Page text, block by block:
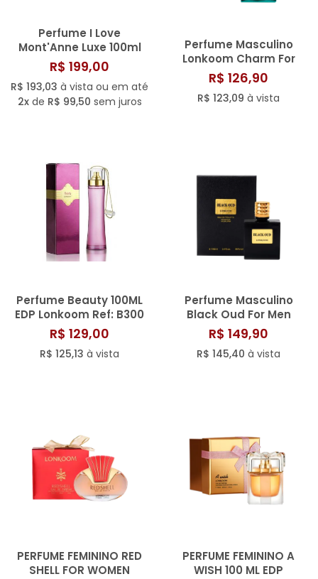
Perfume I Love
Mont'Anne Luxe 100ml
R$ 199,00
R$ 193,03 à vista ou em até
2xde R$ 99,50 sem juros
Perfume Masculino
Lonkoom Charm For
Men Eau de Toilette
100ml
R$ 126,90
R$ 123,09 à vista
Perfume Beauty 100ML
EDP Lonkoom Ref: B300
R$ 129,00
R$ 125,13 à vista
Perfume Masculino
Black Oud For Men
Lonkoom Eau de
Toilette 100ml
R$ 149,90
R$ 145,40 à vista
PERFUME FEMININO RED
SHELL FOR WOMEN
PERFUME FEMININO A
WISH 100 ML EDP